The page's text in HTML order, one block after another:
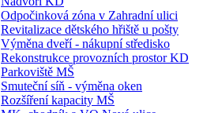
Odpočinková zóna v Zahradní ulici
Revitalizace dětského hřiště u pošty
Výměna dveří - nákupní středisko
Rekonstrukce provozních prostor KD
Parkoviště MŠ
Smuteční síň - výměna oken
Rozšíření kapacity MŠ